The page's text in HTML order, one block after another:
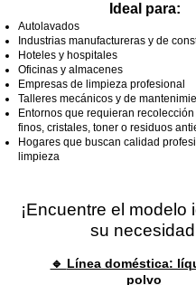
Ideal para:
Autolavados
Industrias manufactureras y de
Hoteles y hospitales
Oficinas y almacenes
Empresas de limpieza profesional
Talleres mecánicos y de
Entornos que requieran
finos, cristales, toner o residuos
Hogares que buscan calidad
limpieza
¡Encuentre el modelo
su
🔹 Línea doméstica:
polvo